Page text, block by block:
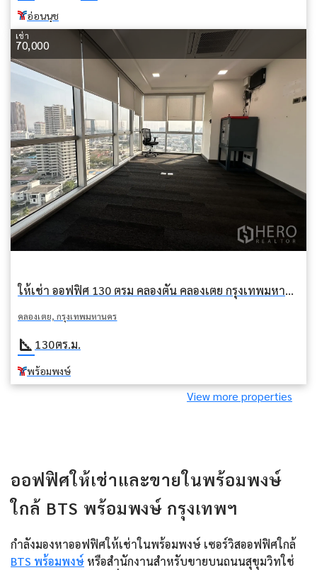
อ่อนนุช
เช่า
70,000
ให้เช่า ออฟฟิศ 130 ตรม คลองตัน คลองเตย กรุงเทพมหานคร BTS พร้อมพงษ์
คลองเตย, กรุงเทพมหานคร
square_foot 130ตร.ม.
พร้อมพงษ์
View more properties
ออฟฟิศให้เช่าและขายในพร้อมพงษ์
ใกล้ BTS พร้อมพงษ์ กรุงเทพฯ
กำลังมองหาออฟฟิศให้เช่าในพร้อมพงษ์ เซอร์วิสออฟฟิศใกล้
BTS พร้อมพงษ์ หรือสำนักงานสำหรับขายบนถนนสุขุมวิทใช่